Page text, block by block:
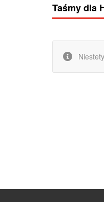
Taśmy dla